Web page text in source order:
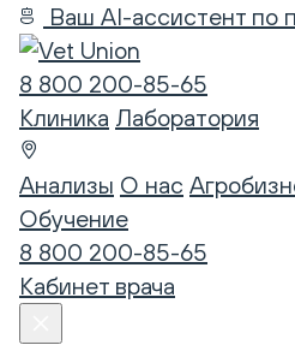
Ваш AI-ассистент по
8 800 200-85-65
Клиника Лаборатория
Анализы О нас
Обучение
8 800 200-85-65
Кабинет врача